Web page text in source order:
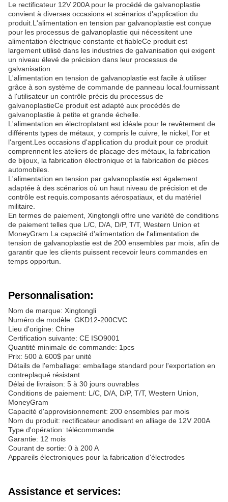
Le rectificateur 12V 200A pour le procédé de galvanoplastie
convient à diverses occasions et scénarios d'application du
produit.L'alimentation en tension par galvanoplastie est conçue
pour les processus de galvanoplastie qui nécessitent une
alimentation électrique constante et fiableCe produit est
largement utilisé dans les industries de galvanisation qui exigent
un niveau élevé de précision dans leur processus de
galvanisation.
L'alimentation en tension de galvanoplastie est facile à utiliser
grâce à son système de commande de panneau local.fournissant
à l'utilisateur un contrôle précis du processus de
galvanoplastieCe produit est adapté aux procédés de
galvanoplastie à petite et grande échelle.
L'alimentation en électroplatant est idéale pour le revêtement de
différents types de métaux, y compris le cuivre, le nickel, l'or et
l'argent.Les occasions d'application du produit pour ce produit
comprennent les ateliers de placage des métaux, la fabrication
de bijoux, la fabrication électronique et la fabrication de pièces
automobiles.
L'alimentation en tension par galvanoplastie est également
adaptée à des scénarios où un haut niveau de précision et de
contrôle est requis.composants aérospatiaux, et du matériel
militaire.
En termes de paiement, Xingtongli offre une variété de conditions
de paiement telles que L/C, D/A, D/P, T/T, Western Union et
MoneyGram.La capacité d'alimentation de l'alimentation de
tension de galvanoplastie est de 200 ensembles par mois, afin de
garantir que les clients puissent recevoir leurs commandes en
temps opportun.
Personnalisation:
Nom de marque: Xingtongli
Numéro de modèle: GKD12-200CVC
Lieu d'origine: Chine
Certification suivante: CE ISO9001
Quantité minimale de commande: 1pcs
Prix: 500 à 600$ par unité
Détails de l'emballage: emballage standard pour l'exportation en
contreplaqué résistant
Délai de livraison: 5 à 30 jours ouvrables
Conditions de paiement: L/C, D/A, D/P, T/T, Western Union,
MoneyGram
Capacité d'approvisionnement: 200 ensembles par mois
Nom du produit: rectificateur anodisant en alliage de 12V 200A
Type d'opération: télécommande
Garantie: 12 mois
Courant de sortie: 0 à 200 A
Appareils électroniques pour la fabrication d'électrodes
Assistance et services: